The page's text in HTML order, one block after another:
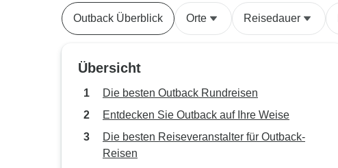
Outback Überblick Orte Reisedauer
Übersicht
Die besten Outback Rundreisen
Entdecken Sie Outback auf Ihre Weise
Die besten Reiseveranstalter für Outback-
Reisen